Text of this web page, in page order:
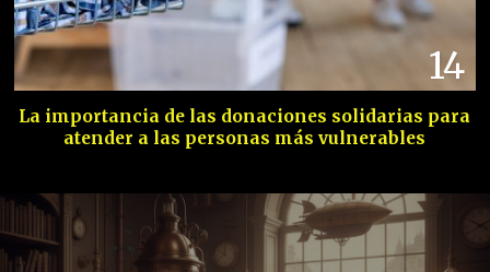
14
La importancia de las donaciones solidarias para
atender a las personas más vulnerables